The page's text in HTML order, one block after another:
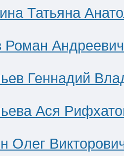
Татьяна
Роман Андреевич
Геннадий
Ася
Олег